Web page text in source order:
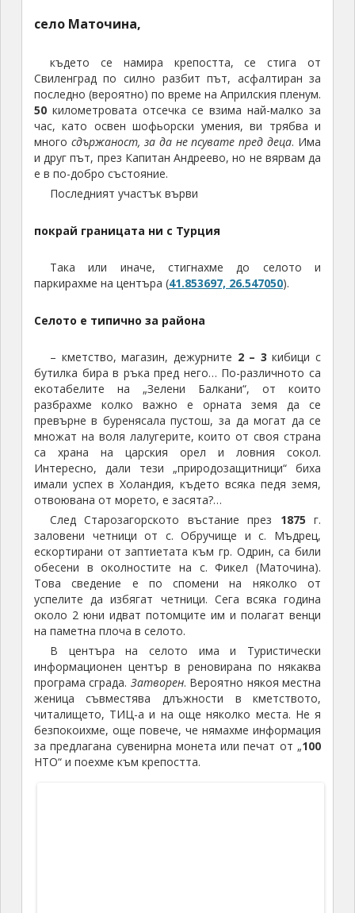
село Маточина,
където се намира крепостта, се стига от
Свиленград по силно разбит път, асфалтиран за
последно (вероятно) по време на Априлския пленум.
50километровата отсечка се взима най-малко за
час, като освен шофьорски умения, ви трябва и
много сдържаност, за да не псувате пред деца. Има
и друг път, през Капитан Андреево, но не вярвам да
е в по-добро състояние.
Последният участък върви
покрай границата ни с Турция
Така или иначе, стигнахме до селото и
паркирахме на центъра (41.853697, 26.547050).
Селото е типично за района
– кметство, магазин, дежурните 2 – 3 кибици с
бутилка бира в ръка пред него… По-различното са
екотабелите на „Зелени Балкани“, от които
разбрахме колко важно е орната земя да се
превърне в буренясала пустош, за да могат да се
множат на воля лалугерите, които от своя страна
са храна на царския орел и ловния сокол.
Интересно, дали тези „природозащитници“ биха
имали успех в Холандия, където всяка педя земя,
отвоювана от морето, е засята?…
След Старозагорското въстание през 1875 г.
заловени четници от с. Обручище и с. Мъдрец,
ескортирани от заптиетата към гр. Одрин, са били
обесени в околностите на с. Фикел (Маточина).
Това сведение е по спомени на няколко от
успелите да избягат четници. Сега всяка година
около 2 юни идват потомците им и полагат венци
на паметна плоча в селото.
В центъра на селото има и Туристически
информационен център в реновирана по някаква
програма сграда. Затворен. Вероятно някоя местна
женица съвместява длъжности в кметството,
читалището, ТИЦ-а и на още няколко места. Не я
безпокоихме, още повече, че нямахме информация
за предлагана сувенирна монета или печат от „100
НТО“ и поехме към крепостта.